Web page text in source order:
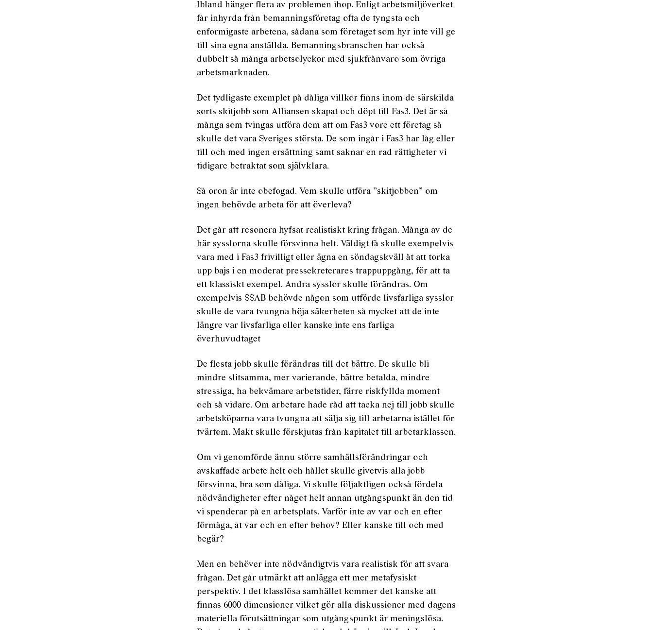
Ibland hänger flera av problemen ihop. Enligt arbetsmiljöverket
får inhyrda från bemanningsföretag ofta de tyngsta och
enformigaste arbetena, sådana som företaget som hyr inte vill ge
till sina egna anställda. Bemanningsbranschen har också
dubbelt så många arbetsolyckor med sjukfrånvaro som övriga
arbetsmarknaden.
Det tydligaste exemplet på dåliga villkor finns inom de särskilda
sorts skitjobb som Alliansen skapat och döpt till Fas3. Det är så
många som tvingas utföra dem att om Fas3 vore ett företag så
skulle det vara Sveriges största. De som ingår i Fas3 har låg eller
till och med ingen ersättning samt saknar en rad rättigheter vi
tidigare betraktat som självklara.
Så oron är inte obefogad. Vem skulle utföra ”skitjobben” om
ingen behövde arbeta för att överleva?
Det går att resonera hyfsat realistiskt kring frågan. Många av de
här sysslorna skulle försvinna helt. Väldigt få skulle exempelvis
vara med i Fas3 frivilligt eller ägna en söndagskväll åt att torka
upp bajs i en moderat pressekreterares trappuppgång, för att ta
ett klassiskt exempel. Andra sysslor skulle förändras. Om
exempelvis SSAB behövde någon som utförde livsfarliga sysslor
skulle de vara tvungna höja säkerheten så mycket att de inte
längre var livsfarliga eller kanske inte ens farliga
överhuvudtaget
De flesta jobb skulle förändras till det bättre. De skulle bli
mindre slitsamma, mer varierande, bättre betalda, mindre
stressiga, ha bekvämare arbetstider, färre riskfyllda moment
och så vidare. Om arbetare hade råd att tacka nej till jobb skulle
arbetsköparna vara tvungna att sälja sig till arbetarna istället för
tvärtom. Makt skulle förskjutas från kapitalet till arbetarklassen.
Om vi genomförde ännu större samhällsförändringar och
avskaffade arbete helt och hållet skulle givetvis alla jobb
försvinna, bra som dåliga. Vi skulle följaktligen också fördela
nödvändigheter efter något helt annan utgångspunkt än den tid
vi spenderar på en arbetsplats. Varför inte av var och en efter
förmåga, åt var och en efter behov? Eller kanske till och med
begär?
Men en behöver inte nödvändigtvis vara realistisk för att svara
frågan. Det går utmärkt att anlägga ett mer metafysiskt
perspektiv. I det klasslösa samhället kommer det kanske att
finnas 6000 dimensioner vilket gör alla diskussioner med dagens
materiella förutsättningar som utgångspunkt är meningslösa.